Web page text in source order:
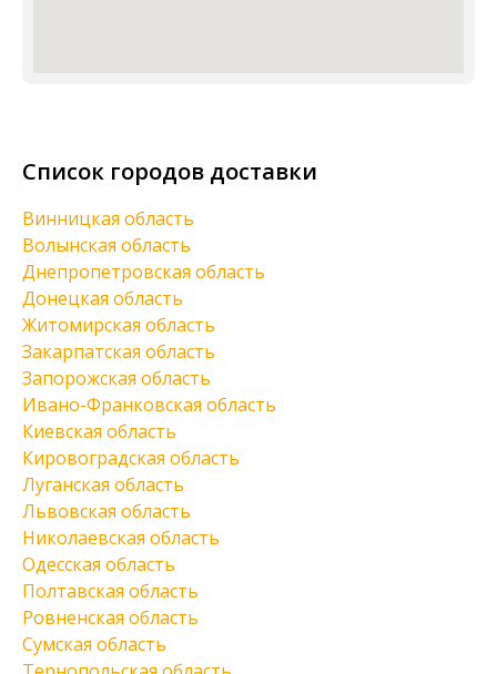
Список городов доставки
Винницкая область
Волынская область
Днепропетровская область
Донецкая область
Житомирская область
Закарпатская область
Запорожская область
Ивано-Франковская область
Киевская область
Кировоградская область
Луганская область
Львовская область
Николаевская область
Одесская область
Полтавская область
Ровненская область
Сумская область